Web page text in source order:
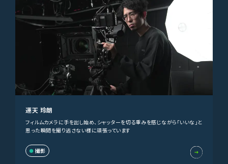
運天 玲朗
フィルムカメラに手を出し始め、シャッターを切る重みを感じながら「いいな」と
思った瞬間を撮り逃さない様に頑張っています
撮影